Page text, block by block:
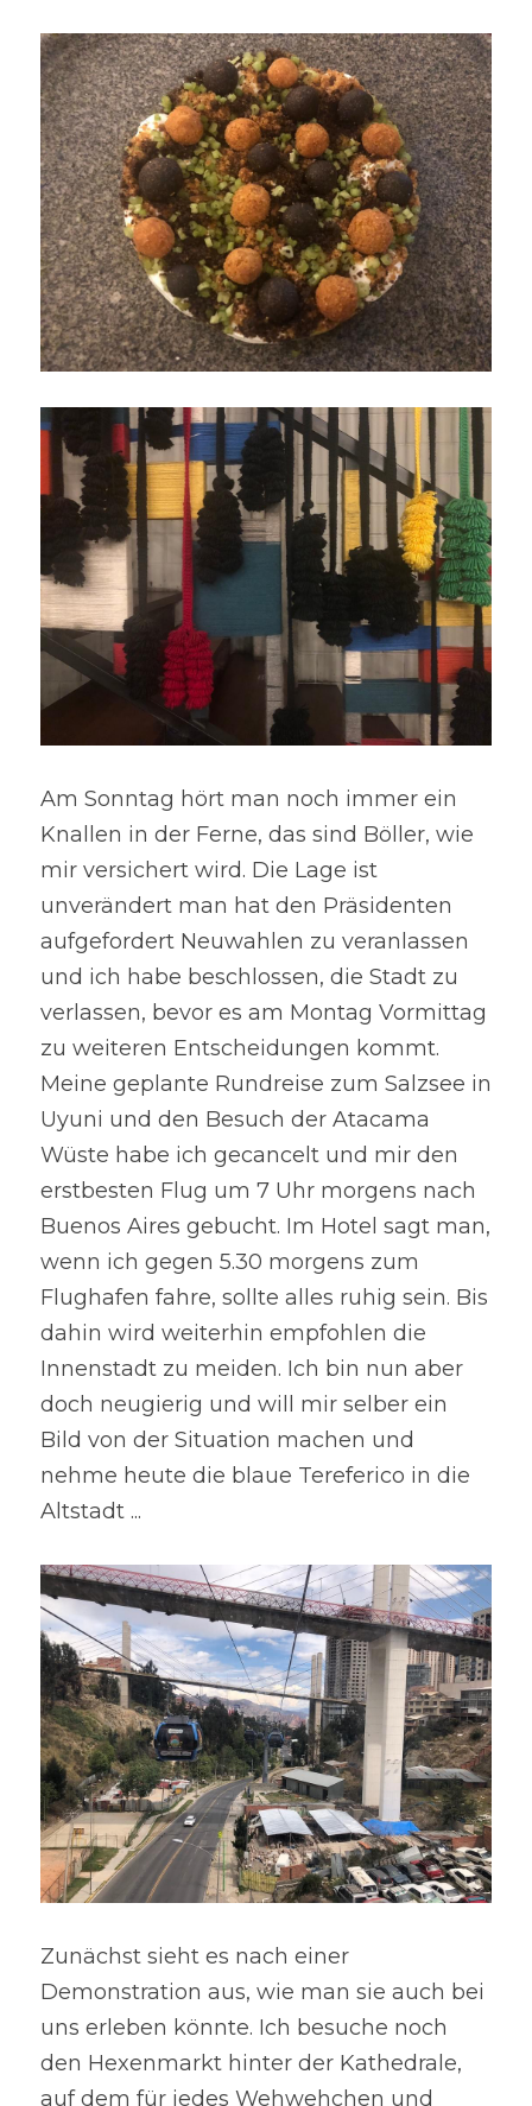
Am Sonntag hört man noch immer ein
Knallen in der Ferne, das sind Böller, wie
mir versichert wird. Die Lage ist
unverändert man hat den Präsidenten
aufgefordert Neuwahlen zu veranlassen
und ich habe beschlossen, die Stadt zu
verlassen, bevor es am Montag Vormittag
zu weiteren Entscheidungen kommt.
Meine geplante Rundreise zum Salzsee in
Uyuni und den Besuch der Atacama
Wüste habe ich gecancelt und mir den
erstbesten Flug um 7 Uhr morgens nach
Buenos Aires gebucht. Im Hotel sagt man,
wenn ich gegen 5.30 morgens zum
Flughafen fahre, sollte alles ruhig sein. Bis
dahin wird weiterhin empfohlen die
Innenstadt zu meiden. Ich bin nun aber
doch neugierig und will mir selber ein
Bild von der Situation machen und
nehme heute die blaue Tereferico in die
Altstadt ...
Zunächst sieht es nach einer
Demonstration aus, wie man sie auch bei
uns erleben könnte. Ich besuche noch
den Hexenmarkt hinter der Kathedrale,
auf dem für jedes Wehwehchen und